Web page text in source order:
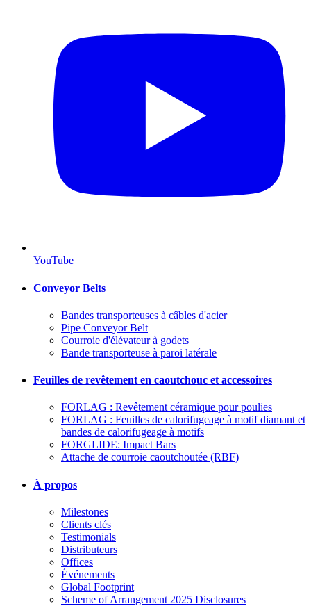
YouTube
Conveyor Belts
Bandes transporteuses à câbles d'acier
Pipe Conveyor Belt
Courroie d'élévateur à godets
Bande transporteuse à paroi latérale
Feuilles de revêtement en caoutchouc et accessoires
FORLAG : Revêtement céramique pour poulies
FORLAG : Feuilles de calorifugeage à motif diamant et
bandes de calorifugeage à motifs
FORGLIDE: Impact Bars
Attache de courroie caoutchoutée (RBF)
À propos
Milestones
Clients clés
Testimonials
Distributeurs
Offices
Événements
Global Footprint
Scheme of Arrangement 2025 Disclosures